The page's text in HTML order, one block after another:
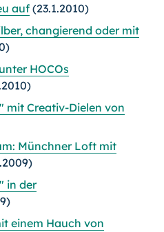
auf (23.1.2010)
changierend oder mit
HOCOs
mit Creativ-Dielen von
Münchner Loft mit
in der
einem Hauch von